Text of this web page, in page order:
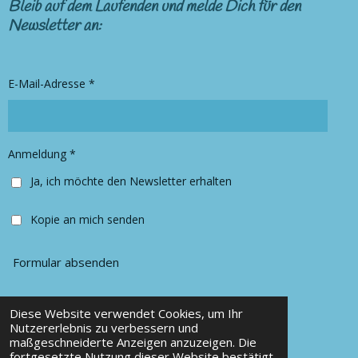
Diese Website verwendet Cookies, um Ihr
Nutzererlebnis zu verbessern und
maßgeschneiderte Anzeigen anzuzeigen. Die
t
a
a
e
b
k
Bleib auf dem Laufenden und melde Dich für den
Newsletter an:
E-Mail-Adresse *
Anmeldung *
Ja, ich möchte den Newsletter erhalten
Kopie an mich senden
Formular absenden
© 2025 Chancy Kleidung
Mit Unterstützung vonWebador